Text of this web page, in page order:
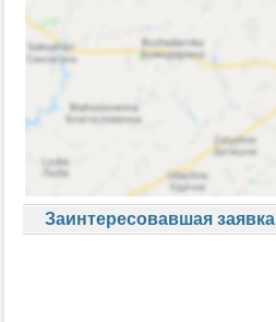
Заинтересовавшая заявка